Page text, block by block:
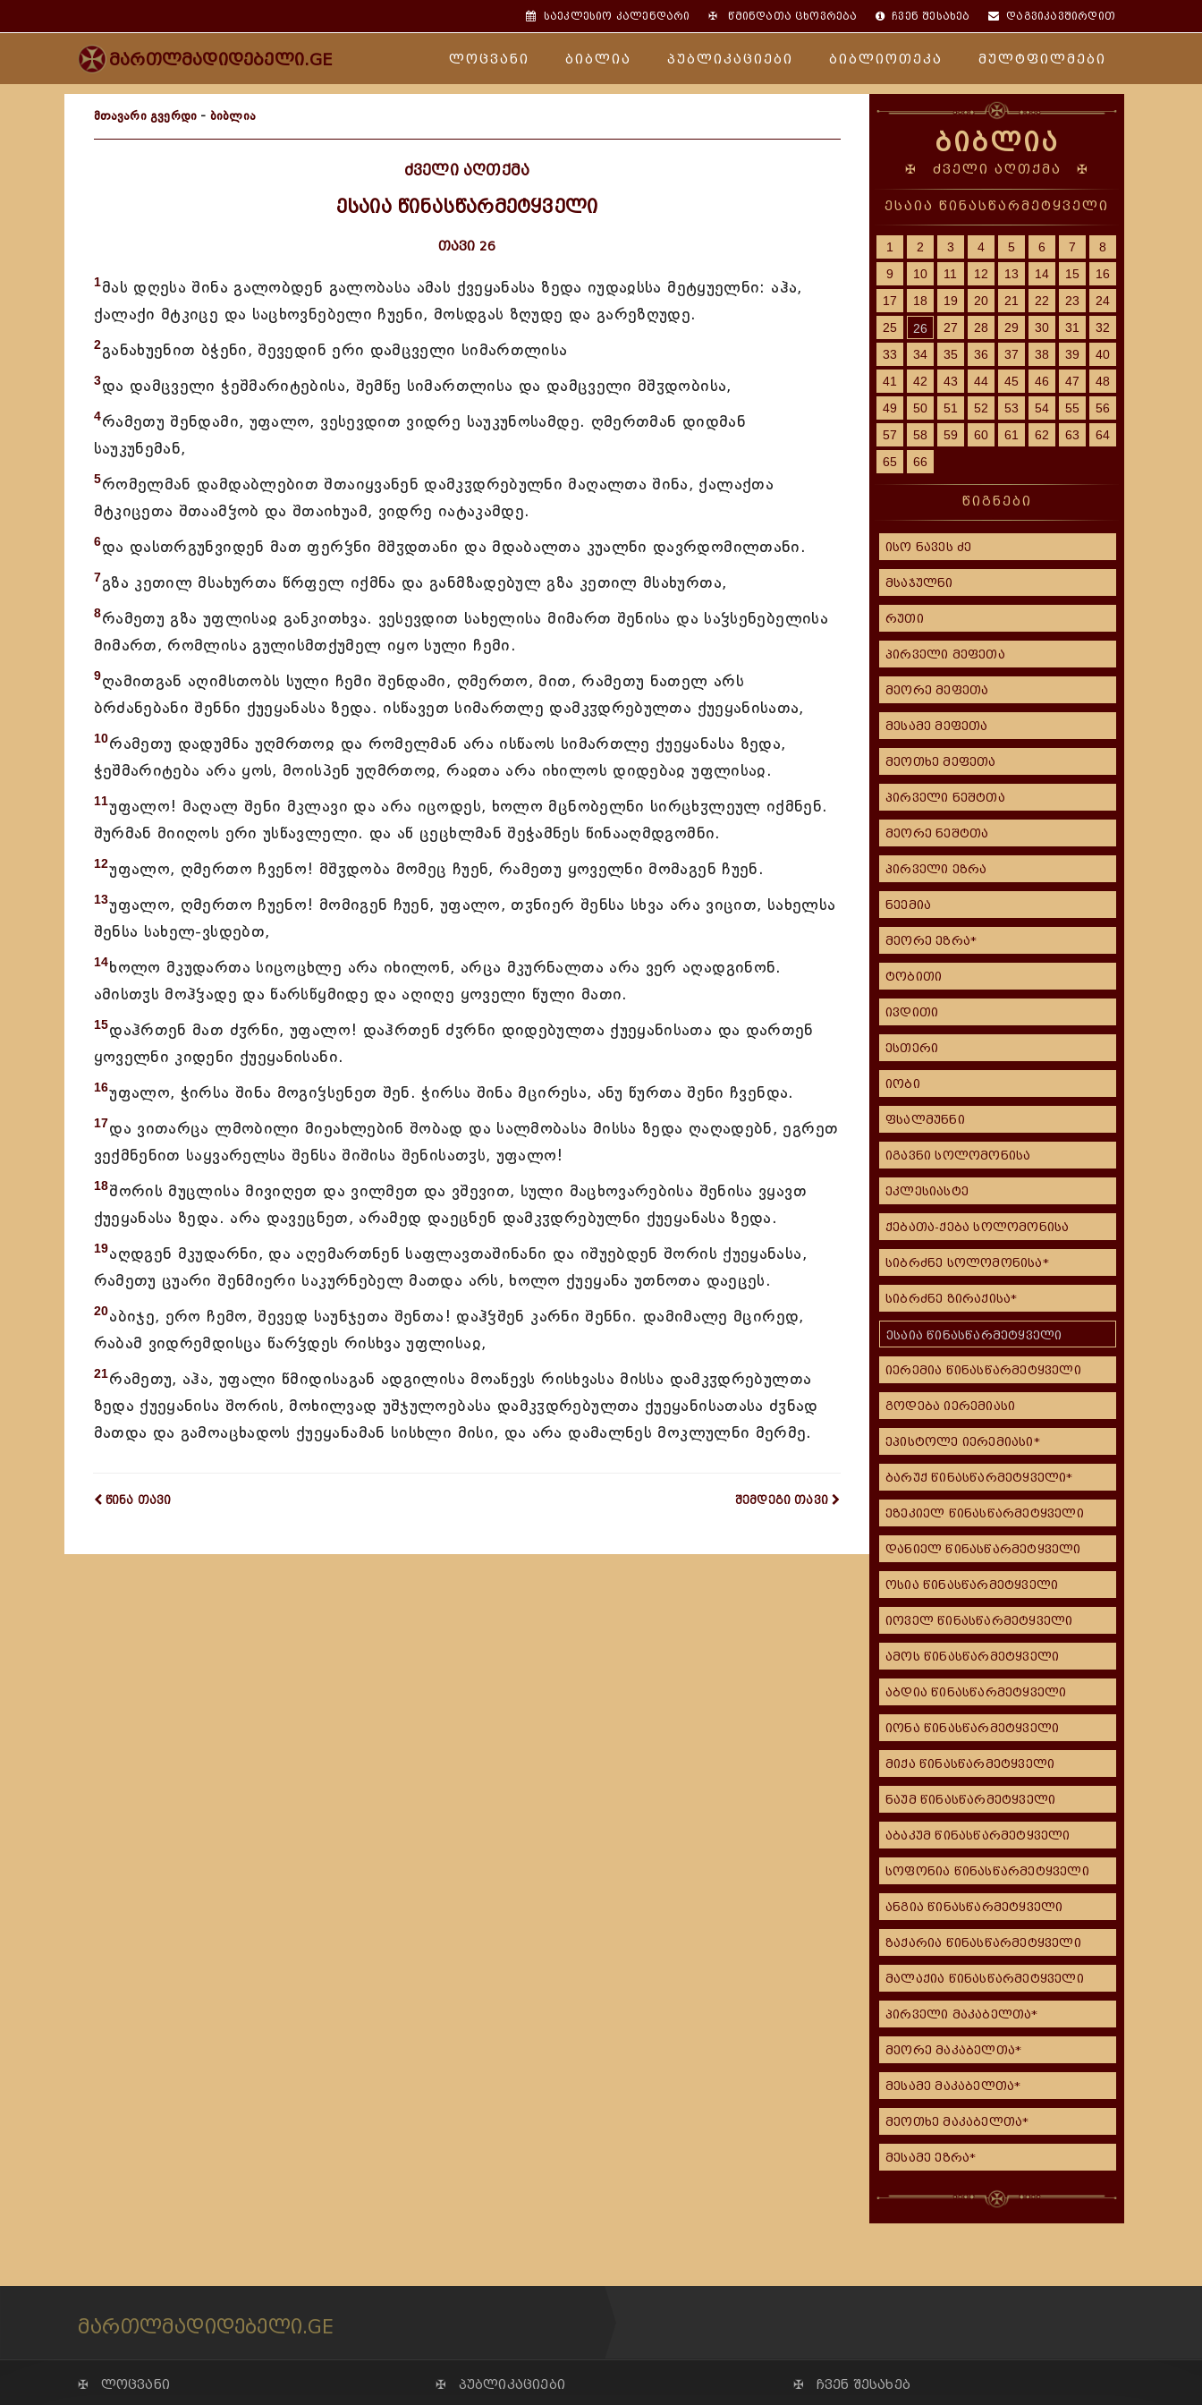
საეკლესიო კალენდარი ✠წმინდათა ცხოვრება ჩვენ შესახებ დაგვიკავშირდით
მართლმადიდებელი.GE ლოცვანი ბიბლია პუბლიკაციები ბიბლიოთეკა მულტფილმები
მთავარი გვერდი - ბიბლია
ძველი აღთქმა
ესაია წინასწარმეტყველი
თავი 26
1მას დღესა შინა გალობდენ გალობასა ამას ქვეყანასა ზედა იუდაჲსსა მეტყუელნი: აჰა,
ქალაქი მტკიცე და საცხოვნებელი ჩუენი, მოსდგას ზღუდე და გარეზღუდე.
2განახუენით ბჭენი, შევედინ ერი დამცველი სიმართლისა
3და დამცველი ჭეშმარიტებისა, შემწე სიმართლისა და დამცველი მშჳდობისა,
4რამეთუ შენდამი, უფალო, ვესევდით ვიდრე საუკუნოსამდე. ღმერთმან დიდმან
საუკუნემან,
5რომელმან დამდაბლებით შთაიყვანენ დამკჳდრებულნი მაღალთა შინა, ქალაქთა
მტკიცეთა შთაამჴობ და შთაიხუამ, ვიდრე იატაკამდე.
6და დასთრგუნვიდენ მათ ფერჴნი მშჳდთანი და მდაბალთა კუალნი დავრდომილთანი.
7გზა კეთილ მსახურთა წრფელ იქმნა და განმზადებულ გზა კეთილ მსახურთა,
8რამეთუ გზა უფლისაჲ განკითხვა. ვესევდით სახელისა მიმართ შენისა და საჴსენებელისა
მიმართ, რომლისა გულისმთქუმელ იყო სული ჩემი.
9ღამითგან აღიმსთობს სული ჩემი შენდამი, ღმერთო, მით, რამეთუ ნათელ არს
ბრძანებანი შენნი ქუეყანასა ზედა. ისწავეთ სიმართლე დამკჳდრებულთა ქუეყანისათა,
10რამეთუ დადუმნა უღმრთოჲ და რომელმან არა ისწაოს სიმართლე ქუეყანასა ზედა,
ჭეშმარიტება არა ყოს, მოისპენ უღმრთოჲ, რაჲთა არა იხილოს დიდებაჲ უფლისაჲ.
11უფალო! მაღალ შენი მკლავი და არა იცოდეს, ხოლო მცნობელნი სირცხჳლეულ იქმნენ.
შურმან მიიღოს ერი უსწავლელი. და აწ ცეცხლმან შეჭამნეს წინააღმდგომნი.
12უფალო, ღმერთო ჩვენო! მშჳდობა მომეც ჩუენ, რამეთუ ყოველნი მომაგენ ჩუენ.
13უფალო, ღმერთო ჩუენო! მომიგენ ჩუენ, უფალო, თჳნიერ შენსა სხვა არა ვიცით, სახელსა
შენსა სახელ-ვსდებთ,
14ხოლო მკუდართა სიცოცხლე არა იხილონ, არცა მკურნალთა არა ვერ აღადგინონ.
ამისთჳს მოჰჴადე და წარსწყმიდე და აღიღე ყოველი წული მათი.
15დაჰრთენ მათ ძჳრნი, უფალო! დაჰრთენ ძჳრნი დიდებულთა ქუეყანისათა და დართენ
ყოველნი კიდენი ქუეყანისანი.
16უფალო, ჭირსა შინა მოგიჴსენეთ შენ. ჭირსა შინა მცირესა, ანუ წურთა შენი ჩვენდა.
17და ვითარცა ლმობილი მიეახლებინ შობად და სალმობასა მისსა ზედა ღაღადებნ, ეგრეთ
ვექმნენით საყვარელსა შენსა შიშისა შენისათჳს, უფალო!
18შორის მუცლისა მივიღეთ და ვილმეთ და ვშევით, სული მაცხოვარებისა შენისა ვყავთ
ქუეყანასა ზედა. არა დავეცნეთ, არამედ დაეცნენ დამკჳდრებულნი ქუეყანასა ზედა.
19აღდგენ მკუდარნი, და აღემართნენ საფლავთაშინანი და იშუებდენ შორის ქუეყანასა,
რამეთუ ცუარი შენმიერი საკურნებელ მათდა არს, ხოლო ქუეყანა უთნოთა დაეცეს.
20აბიჯე, ერო ჩემო, შევედ საუნჯეთა შენთა! დაჰჴშენ კარნი შენნი. დამიმალე მცირედ,
რაბამ ვიდრემდისცა წარჴდეს რისხვა უფლისაჲ,
21რამეთუ, აჰა, უფალი წმიდისაგან ადგილისა მოაწევს რისხვასა მისსა დამკჳდრებულთა
ზედა ქუეყანისა შორის, მოხილვად უშჯულოებასა დამკჳდრებულთა ქუეყანისათასა ძჳნად
მათდა და გამოაცხადოს ქუეყანამან სისხლი მისი, და არა დამალნეს მოკლულნი მერმე.
წინა თავი შემდეგი თავი
ბიბლია
✠ ძველი აღთქმა ✠
ესაია წინასწარმეტყველი
1 2 3 4 5 6 7
8
9
10 11 12 13 14 15
16
17
18 19 20 21 22 23
24
25
26 27 28 29 30 31
32
33
34 35 36 37 38 39
40
41
42 43 44 45 46 47
48
49
50 51 52 53 54 55
56
57
58 59 60 61 62 63
64
65
66
წიგნები
ისო ნავეს ძე
მსაჯულნი
რუთი
პირველი მეფეთა
მეორე მეფეთა
მესამე მეფეთა
მეოთხე მეფეთა
პირველი ნეშტთა
მეორე ნეშტთა
პირველი ეზრა
ნეემია
მეორე ეზრა*
ტობითი
ივდითი
ესთერი
იობი
ფსალმუნნი
იგავნი სოლომონისა
ეკლესიასტე
ქებათა-ქება სოლომონისა
სიბრძნე სოლომონისა*
სიბრძნე ზირაქისა*
ესაია წინასწარმეტყველი
იერემია წინასწარმეტყველი
გოდება იერემიასი
ეპისტოლე იერემიასი*
ბარუქ წინასწარმეტყველი*
ეზეკიელ წინასწარმეტყველი
დანიელ წინასწარმეტყველი
ოსია წინასწარმეტყველი
იოველ წინასწარმეტყველი
ამოს წინასწარმეტყველი
აბდია წინასწარმეტყველი
იონა წინასწარმეტყველი
მიქა წინასწარმეტყველი
ნაუმ წინასწარმეტყველი
აბაკუმ წინასწარმეტყველი
სოფონია წინასწარმეტყველი
ანგია წინასწარმეტყველი
ზაქარია წინასწარმეტყველი
მალაქია წინასწარმეტყველი
პირველი მაკაბელთა*
მეორე მაკაბელთა*
მესამე მაკაბელთა*
მეოთხე მაკაბელთა*
მესამე ეზრა*
მართლმადიდებელი.GE
✠ ლოცვანი
✠ პუბლიკაციები
✠ ჩვენ შესახებ